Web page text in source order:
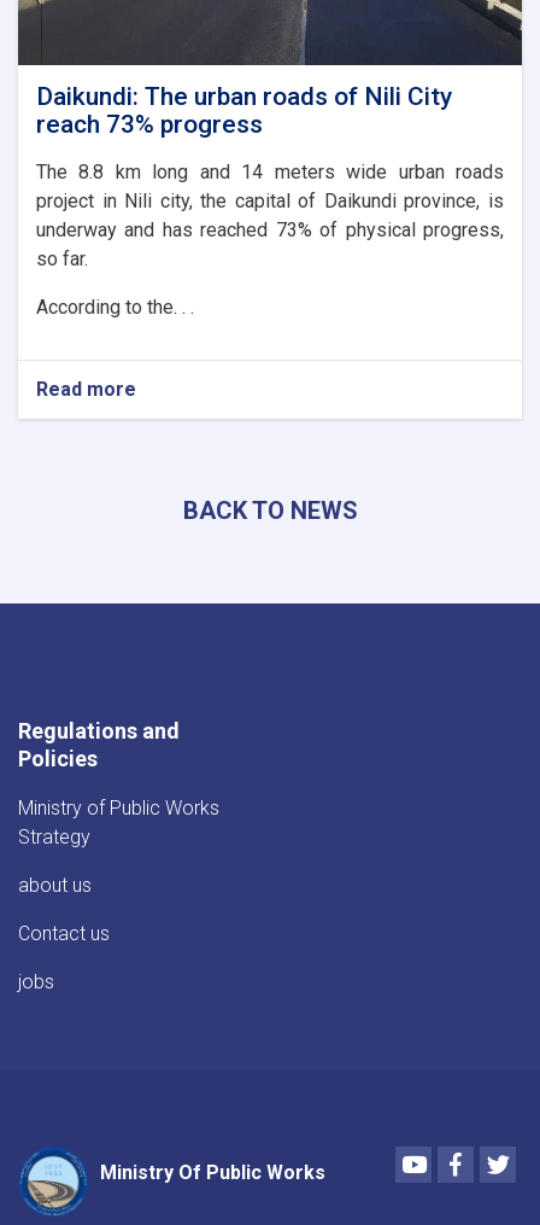
Daikundi: The urban roads of Nili City
reach 73% progress
The 8.8 km long and 14 meters wide urban roads
project in Nili city, the capital of Daikundi province, is
underway and has reached 73% of physical progress,
so far.
According to the. . .
Read more
Daikundi:
73%
BACK TO NEWS
Regulations and
Policies
Ministry of Public Works
Strategy
about us
Contact us
jobs
Ministry Of Public Works
Youtube